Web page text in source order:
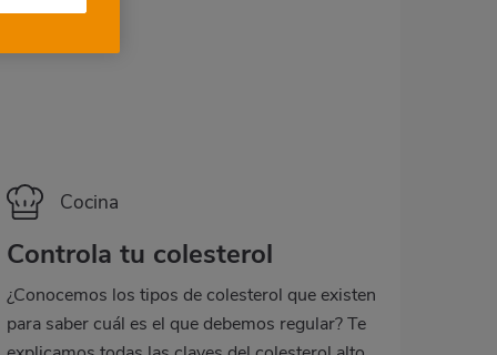
Categoría
Cocina
Controla tu colesterol
¿Conocemos los tipos de colesterol que existen
para saber cuál es el que debemos regular? Te